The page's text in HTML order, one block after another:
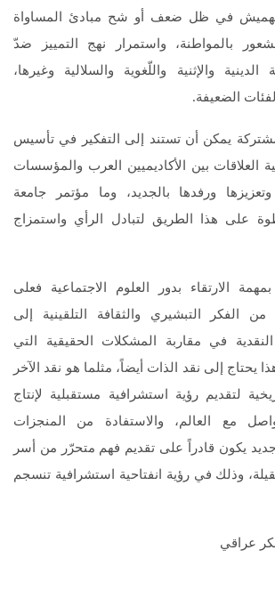
والتهميش في ظل ضعف أو شح مبادئ المساواة
بالمواطنة، واستمرار نهج التمييز ضدّ
الدينية والإثنية واللّغوية والسلالية وغيرها،
الضعيفة.
يمكن أن تستند إلى التفكير في تأسيس
العلاقات بين الأكاديميين العرب والمؤسسات
وتعزيزها ورفدها بالجديد، وما مؤتمر جامعة
على هذا الطريق لتبادل الرأي واستمزاج
الارتقاء بدور العلوم الاجتماعية فعلى
من الفكر التبشيري والثقافة التلقينية إلى
النقدية في مقاربة المشكلات الحقيقية التي
يحتاج إلى نقد الذات أيضاً، مثلما هو نقد الآخر
لتقديم رؤية استشرافية مستقبلية لإنتاج
مع العالم، والاستفادة من المنجزات
جديد يكون قادراً على تقديم فهم متحرّر من أسر
وذلك في رؤية انفتاحية استشرافية تنسجم
عراقي